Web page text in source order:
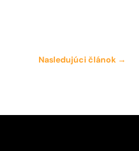
Nasledujúci článok→